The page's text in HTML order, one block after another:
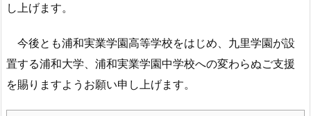
し上げます。
今後とも浦和実業学園高等学校をはじめ、九里学園が設
置する浦和大学、浦和実業学園中学校への変わらぬご支援
を賜りますようお願い申し上げます。